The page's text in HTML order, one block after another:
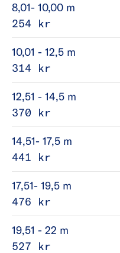
8,01- 10,00 m
254 kr
10,01 - 12,5 m
314 kr
12,51 - 14,5 m
370 kr
14,51- 17,5 m
441 kr
17,51- 19,5 m
476 kr
19,51 - 22 m
527 kr